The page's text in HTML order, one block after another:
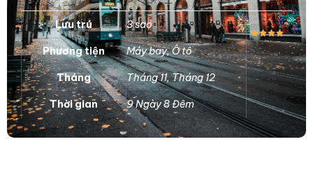
Lưu trú 3 sao
Phương tiện Máy bay,Ô tô
Tháng Tháng 11,Tháng 12
Thời gian 9 Ngày 8 Đêm